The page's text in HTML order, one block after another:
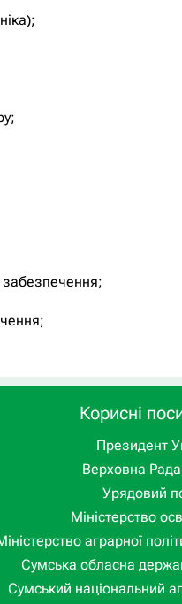
Корисні
Президент
Верховна Рада
Урядовий
Міністерство
аграрної
Сумська обласна
Сумський національний